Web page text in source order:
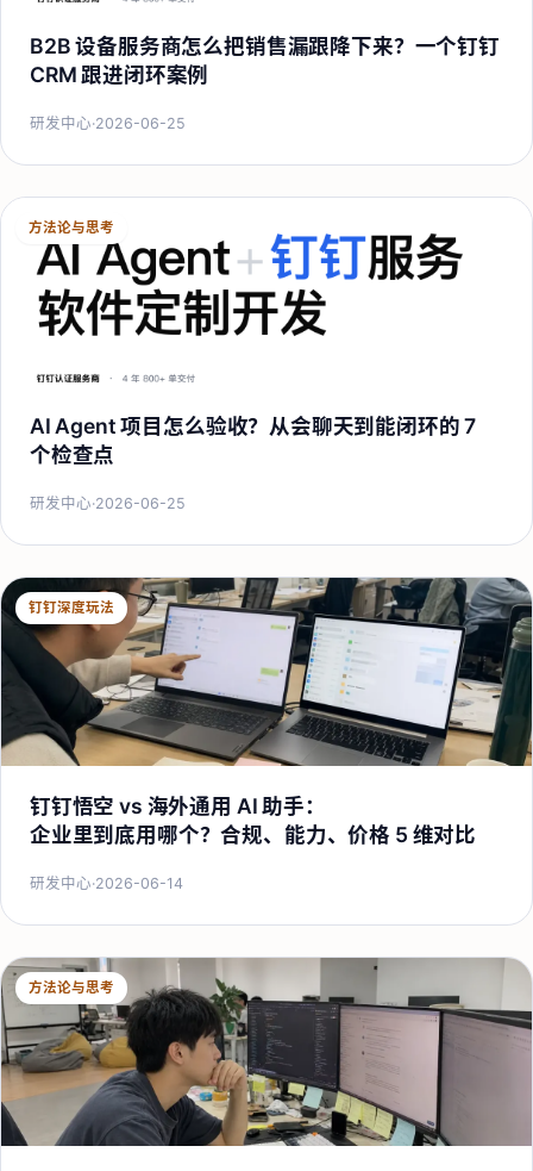
B2B 设备服务商怎么把销售漏跟降下来？一个钉钉
CRM 跟进闭环案例
研发中心·2026-06-25
方法论与思考
AI Agent 项目怎么验收？从会聊天到能闭环的 7
个检查点
研发中心·2026-06-25
钉钉深度玩法
钉钉悟空 vs 海外通用 AI 助手：
企业里到底用哪个？合规、能力、价格 5 维对比
研发中心·2026-06-14
方法论与思考